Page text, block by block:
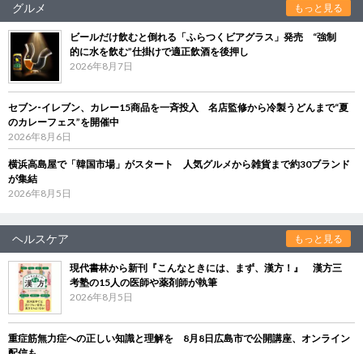
グルメ もっと見る
ビールだけ飲むと倒れる「ふらつくビアグラス」発売 “強制
的に水を飲む”仕掛けで適正飲酒を後押し
2026年8月7日
セブン‐イレブン、カレー15商品を一斉投入 名店監修から冷製うどんまで“夏
のカレーフェス”を開催中
2026年8月6日
横浜高島屋で「韓国市場」がスタート 人気グルメから雑貨まで約30ブランド
が集結
2026年8月5日
ヘルスケア もっと見る
現代書林から新刊『こんなときには、まず、漢方！』 漢方三
考塾の15人の医師や薬剤師が執筆
2026年8月5日
重症筋無力症への正しい知識と理解を 8月8日広島市で公開講座、オンライン